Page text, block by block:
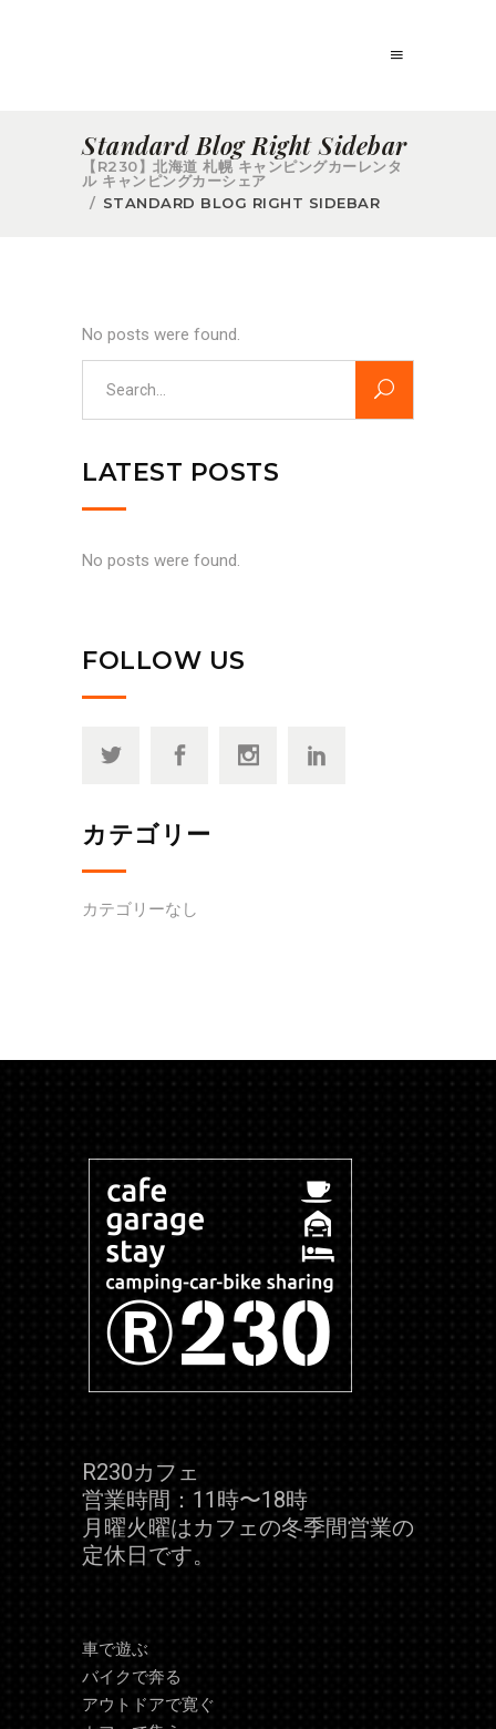
Standard Blog Right Sidebar
【R230】北海道 札幌 キャンピングカーレンタ
ル キャンピングカーシェア
/ STANDARD BLOG RIGHT SIDEBAR
No posts were found.
LATEST POSTS
No posts were found.
FOLLOW US
カテゴリー
カテゴリーなし
R230カフェ
営業時間：11時〜18時
月曜火曜はカフェの冬季間営業の
定休日です。
車で遊ぶ
バイクで奔る
アウトドアで寛ぐ